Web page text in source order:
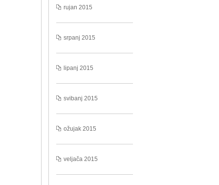
rujan 2015
srpanj 2015
lipanj 2015
svibanj 2015
ožujak 2015
veljača 2015